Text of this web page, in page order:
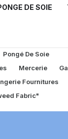
DE SOIE
Pongé De Soie
Mercerie
Fournitures
Fabric"